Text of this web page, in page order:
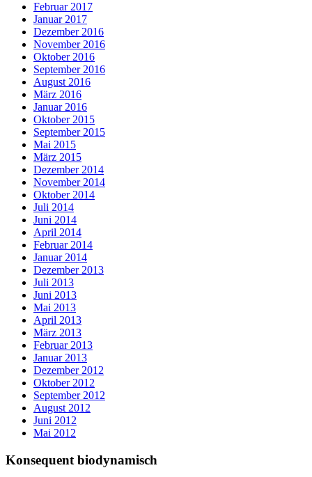
Februar 2017
Januar 2017
Dezember 2016
November 2016
Oktober 2016
September 2016
August 2016
März 2016
Januar 2016
Oktober 2015
September 2015
Mai 2015
März 2015
Dezember 2014
November 2014
Oktober 2014
Juli 2014
Juni 2014
April 2014
Februar 2014
Januar 2014
Dezember 2013
Juli 2013
Juni 2013
Mai 2013
April 2013
März 2013
Februar 2013
Januar 2013
Dezember 2012
Oktober 2012
September 2012
August 2012
Juni 2012
Mai 2012
Konsequent biodynamisch